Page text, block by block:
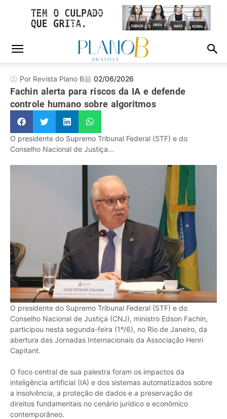
Por Revista Plano B 02/06/2026
Fachin alerta para riscos da IA e defende
controle humano sobre algoritmos
O presidente do Supremo Tribunal Federal (STF) e do
Conselho Nacional de Justiça...
O presidente do Supremo Tribunal Federal (STF) e do
Conselho Nacional de Justiça (CNJ), ministro Edson Fachin,
participou nesta segunda-feira (1º/6), no Rio de Janeiro, da
abertura das Jornadas Internacionais da Associação Henri
Capitant.
O foco central de sua palestra foram os impactos da
inteligência artificial (IA) e dos sistemas automatizados sobre
a insolvência, a proteção de dados e a preservação de
direitos fundamentais no cenário jurídico e econômico
contemporâneo.